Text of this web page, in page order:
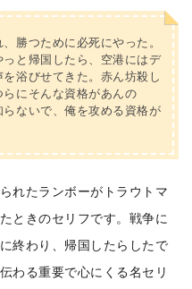
勝つために必死にやった。
と帰国したら、空港にはデ
浴びせてきた。赤ん坊殺し
にそんな資格があんの
ないで、俺を攻める資格が
れたランボーがトラウトマ
ときのセリフです。 戦争に
終わり、帰国したらしたで
わる重要で心にくる名セリ